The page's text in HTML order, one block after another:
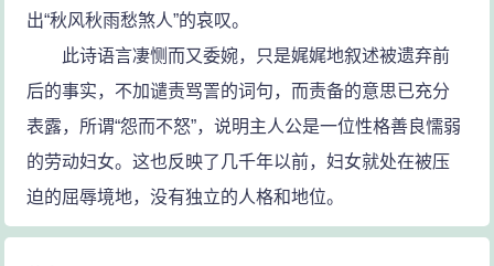
出“秋风秋雨愁煞人”的哀叹。
此诗语言凄恻而又委婉，只是娓娓地叙述被遗弃前
后的事实，不加谴责骂詈的词句，而责备的意思已充分
表露，所谓“怨而不怒”，说明主人公是一位性格善良懦弱
的劳动妇女。这也反映了几千年以前，妇女就处在被压
迫的屈辱境地，没有独立的人格和地位。